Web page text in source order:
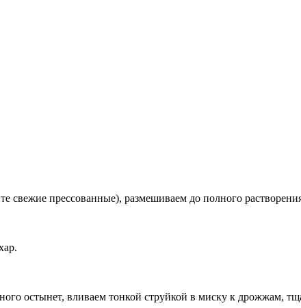
свежие прессованные), размешиваем до полного
остынет, вливаем тонкой струйкой в миску к дрожжам,